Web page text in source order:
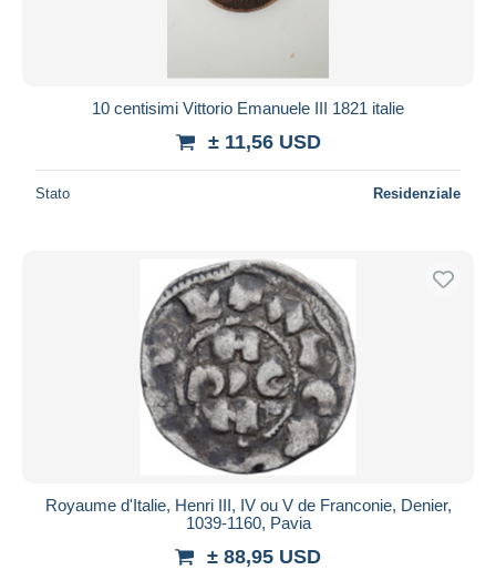
10 centisimi Vittorio Emanuele III 1821 italie
± 11,56 USD
Stato Residenziale
Royaume d'Italie, Henri III, IV ou V de Franconie, Denier,
1039-1160, Pavia
± 88,95 USD